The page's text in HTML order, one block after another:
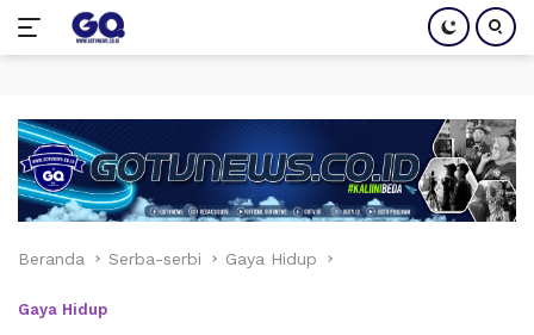
konten
Beranda Serba-serbi Gaya Hidup
Gaya Hidup